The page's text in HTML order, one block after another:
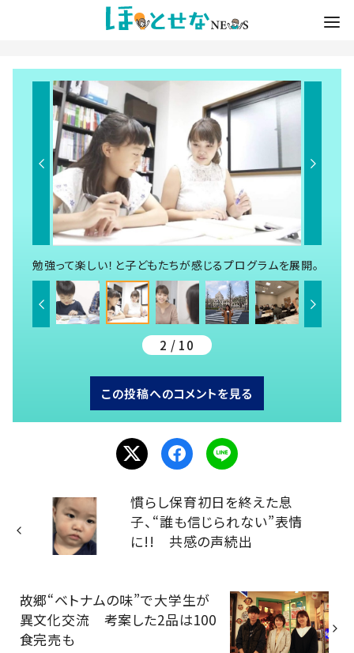
勉強って楽しい！と子どもたちが感じるプログラムを展開。
2 / 10
この投稿へのコメントを見る
慣らし保育初日を終えた息
子、“誰も信じられない”表情
に!! 共感の声続出
故郷“ベトナムの味”で大学生が
異文化交流 考案した2品は100
食完売も